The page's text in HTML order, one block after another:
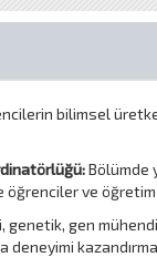
bilimsel
Bölümde
ve
genetik, gen
deneyimi